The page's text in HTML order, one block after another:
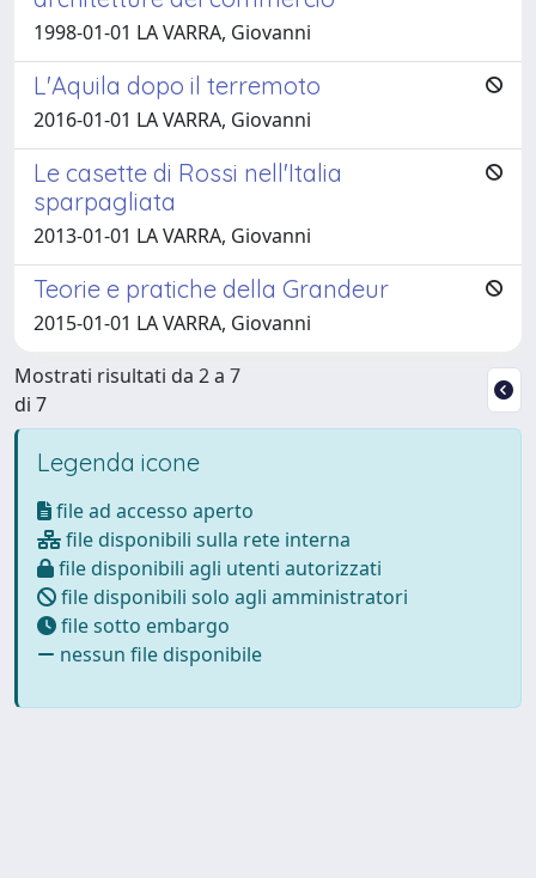
1998-01-01 LA VARRA, Giovanni
L'Aquila dopo il terremoto
2016-01-01 LA VARRA, Giovanni
Le casette di Rossi nell'Italia
sparpagliata
2013-01-01 LA VARRA, Giovanni
Teorie e pratiche della Grandeur
2015-01-01 LA VARRA, Giovanni
Mostrati risultati da 2 a 7
di 7
Legenda icone
file ad accesso aperto
file disponibili sulla rete interna
file disponibili agli utenti autorizzati
file disponibili solo agli amministratori
file sotto embargo
nessun file disponibile